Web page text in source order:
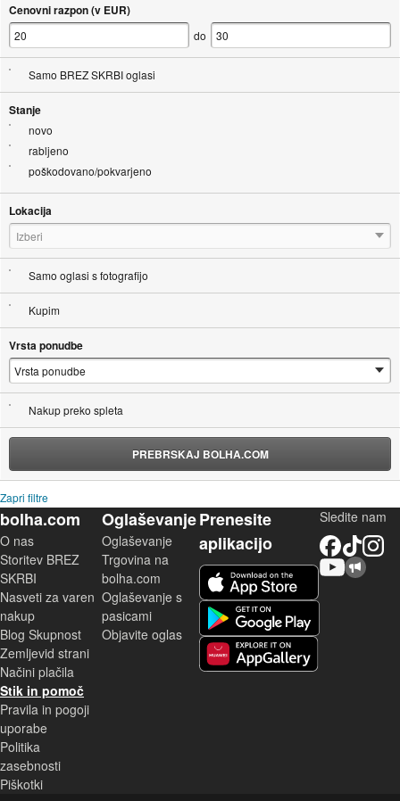
Cenovni razpon (v EUR)
do
Samo BREZ SKRBI oglasi
Stanje
novo
rabljeno
poškodovano/pokvarjeno
Lokacija
Izberi
Samo oglasi s fotografijo
Kupim
Vrsta ponudbe
Nakup preko spleta
PREBRSKAJ BOLHA.COM
Zapri filtre
bolha.com
O nas
Storitev BREZ
SKRBI
Nasveti za varen
nakup
Blog Skupnost
Zemljevid strani
Načini plačila
Stik in pomoč
Pravila in pogoji
uporabe
Politika
zasebnosti
Piškotki
Oglaševanje
Oglaševanje
Trgovina na
bolha.com
Oglaševanje s
pasicami
Objavite oglas
Prenesite
aplikacijo
Sledite nam